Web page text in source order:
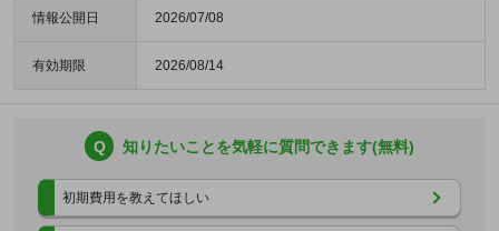
情報公開日 2026/07/08
有効期限 2026/08/14
Q 知りたいことを気軽に質問できます(無料)
初期費用を教えてほしい